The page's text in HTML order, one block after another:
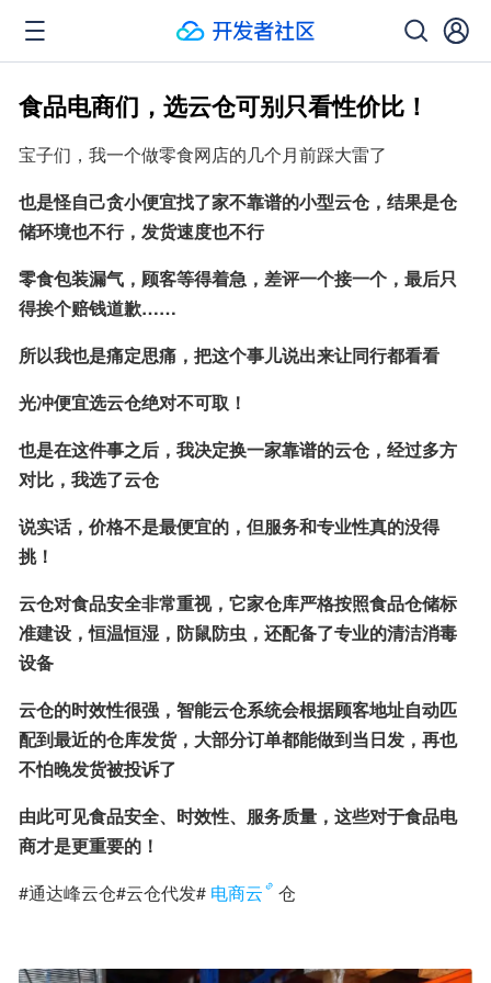
食品电商们，选云仓可别只看性价比！
宝子们，我一个做零食网店的几个月前踩大雷了
也是怪自己贪小便宜找了家不靠谱的小型云仓，结果是仓
储环境也不行，发货速度也不行
零食包装漏气，顾客等得着急，差评一个接一个，最后只
得挨个赔钱道歉……
所以我也是痛定思痛，把这个事儿说出来让同行都看看
光冲便宜选云仓绝对不可取！
也是在这件事之后，我决定换一家靠谱的云仓，经过多方
对比，我选了云仓
说实话，价格不是最便宜的，但服务和专业性真的没得
挑！
云仓对食品安全非常重视，它家仓库严格按照食品仓储标
准建设，恒温恒湿，防鼠防虫，还配备了专业的清洁消毒
设备
云仓的时效性很强，智能云仓系统会根据顾客地址自动匹
配到最近的仓库发货，大部分订单都能做到当日发，再也
不怕晚发货被投诉了
由此可见食品安全、时效性、服务质量，这些对于食品电
商才是更重要的！
#通达峰云仓#云仓代发# 电商云 仓